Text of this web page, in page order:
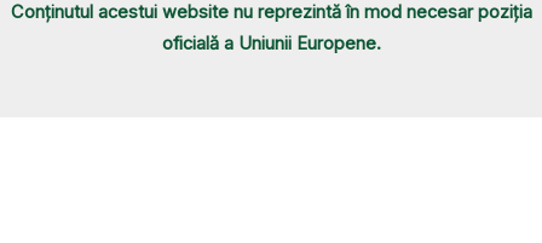
Conținutul acestui website nu reprezintă în mod necesar poziția
oficială a Uniunii Europene.